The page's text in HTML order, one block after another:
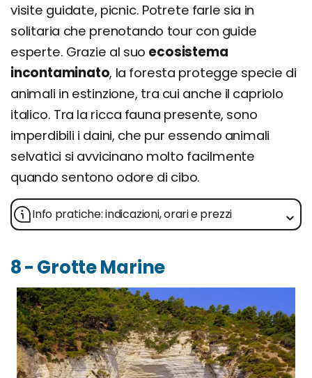
visite guidate, picnic. Potrete farle sia in
solitaria che prenotando tour con guide
esperte. Grazie al suo ecosistema
incontaminato, la foresta protegge specie di
animali in estinzione, tra cui anche il capriolo
italico. Tra la ricca fauna presente, sono
imperdibili i daini, che pur essendo animali
selvatici si avvicinano molto facilmente
quando sentono odore di cibo.
Info pratiche: indicazioni, orari e prezzi
8 - Grotte Marine